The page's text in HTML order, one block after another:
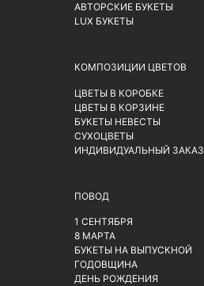
АВТОРСКИЕ БУКЕТЫ
LUX БУКЕТЫ
КОМПОЗИЦИИ ЦВЕТОВ
ЦВЕТЫ В КОРОБКЕ
ЦВЕТЫ В КОРЗИНЕ
БУКЕТЫ НЕВЕСТЫ
СУХОЦВЕТЫ
ИНДИВИДУАЛЬНЫЙ ЗАКАЗ
ПОВОД
1 СЕНТЯБРЯ
8 МАРТА
БУКЕТЫ НА ВЫПУСКНОЙ
ГОДОВЩИНА
ДЕНЬ РОЖДЕНИЯ